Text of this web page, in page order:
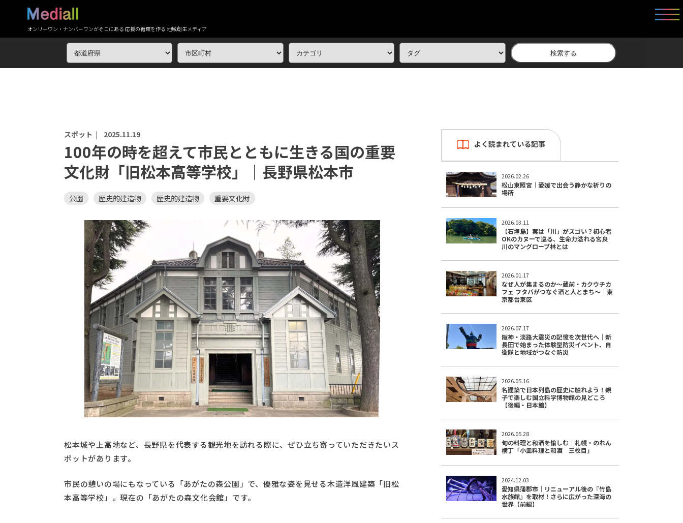
オンリーワン・ナンバーワンがそこにある 応援の循環を作る 地域創生メディア
検索する
スポット | 2025.11.19
100年の時を超えて市民とともに生きる国の重要
文化財「旧松本高等学校」｜長野県松本市
公園 歴史的建造物 歴史的建造物 重要文化財
松本城や上高地など、長野県を代表する観光地を訪れる際に、ぜひ立ち寄っていただきたいス
ポットがあります。
市民の憩いの場にもなっている「あがたの森公園」で、優雅な姿を見せる木造洋風建築「旧松
本高等学校」。現在の「あがたの森文化会館」です。
よく読まれている記事
2026.02.26
松山東照宮｜愛媛で出会う静かな祈りの
場所
2026.03.11
【石垣島】実は「川」がスゴい？初心者
OKのカヌーで巡る、生命力溢れる宮良
川のマングローブ林とは
2026.01.17
なぜ人が集まるのか～蔵前・カクウチカ
フェ フタバがつなぐ酒と人とまち～｜東
京都台東区
2026.07.17
阪神・淡路大震災の記憶を次世代へ｜新
長田で始まった体験型防災イベント、自
衛隊と地域がつなぐ防災
2026.05.16
名建築で日本列島の歴史に触れよう！親
子で楽しむ国立科学博物館の見どころ
【後編・日本館】
2026.05.28
旬の料理と和酒を愉しむ｜札幌・のれん
横丁「小皿料理と和酒 三枚目」
2024.12.03
愛知県蒲郡市｜リニューアル後の『竹島
水族館』を取材！さらに広がった深海の
世界【前編】